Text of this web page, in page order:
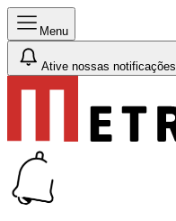
Menu
Ative nossas notificações